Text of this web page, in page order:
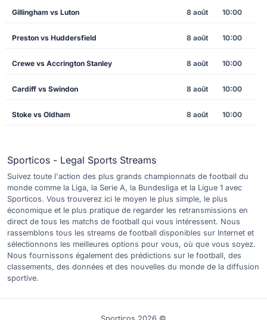
Gillingham vs Luton 8 août 10:00
Preston vs Huddersfield 8 août 10:00
Crewe vs Accrington Stanley 8 août 10:00
Cardiff vs Swindon 8 août 10:00
Stoke vs Oldham 8 août 10:00
Sporticos - Legal Sports Streams
Suivez toute l'action des plus grands championnats de football du
monde comme la Liga, la Serie A, la Bundesliga et la Ligue 1 avec
Sporticos. Vous trouverez ici le moyen le plus simple, le plus
économique et le plus pratique de regarder les retransmissions en
direct de tous les matchs de football qui vous intéressent. Nous
rassemblons tous les streams de football disponibles sur Internet et
sélectionnons les meilleures options pour vous, où que vous soyez.
Nous fournissons également des prédictions sur le football, des
classements, des données et des nouvelles du monde de la diffusion
sportive.